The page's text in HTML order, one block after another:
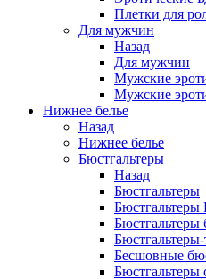
Плетки для
Для мужчин
Назад
Для мужчин
Мужские
Мужские
Нижнее белье
Назад
Нижнее белье
Бюстгальтеры
Назад
Бюстгальтеры
Бюстгальтеры
Бюстгальтеры
Бесшовные
Бюстгальтеры